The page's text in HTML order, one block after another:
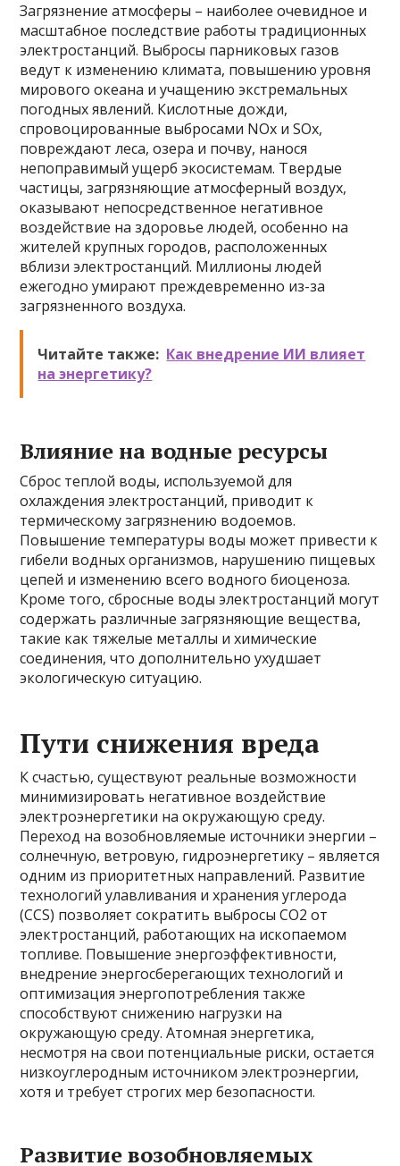
Загрязнение атмосферы – наиболее очевидное и
масштабное последствие работы традиционных
электростанций. Выбросы парниковых газов
ведут к изменению климата, повышению уровня
мирового океана и учащению экстремальных
погодных явлений. Кислотные дожди,
спровоцированные выбросами NOx и SOx,
повреждают леса, озера и почву, нанося
непоправимый ущерб экосистемам. Твердые
частицы, загрязняющие атмосферный воздух,
оказывают непосредственное негативное
воздействие на здоровье людей, особенно на
жителей крупных городов, расположенных
вблизи электростанций. Миллионы людей
ежегодно умирают преждевременно из-за
загрязненного воздуха.
Читайте также: Как внедрение ИИ влияет
на энергетику?
Влияние на водные ресурсы
Сброс теплой воды, используемой для
охлаждения электростанций, приводит к
термическому загрязнению водоемов.
Повышение температуры воды может привести к
гибели водных организмов, нарушению пищевых
цепей и изменению всего водного биоценоза.
Кроме того, сбросные воды электростанций могут
содержать различные загрязняющие вещества,
такие как тяжелые металлы и химические
соединения, что дополнительно ухудшает
экологическую ситуацию.
Пути снижения вреда
К счастью, существуют реальные возможности
минимизировать негативное воздействие
электроэнергетики на окружающую среду.
Переход на возобновляемые источники энергии –
солнечную, ветровую, гидроэнергетику – является
одним из приоритетных направлений. Развитие
технологий улавливания и хранения углерода
(CCS) позволяет сократить выбросы CO2 от
электростанций, работающих на ископаемом
топливе. Повышение энергоэффективности,
внедрение энергосберегающих технологий и
оптимизация энергопотребления также
способствуют снижению нагрузки на
окружающую среду. Атомная энергетика,
несмотря на свои потенциальные риски, остается
низкоуглеродным источником электроэнергии,
хотя и требует строгих мер безопасности.
Развитие возобновляемых